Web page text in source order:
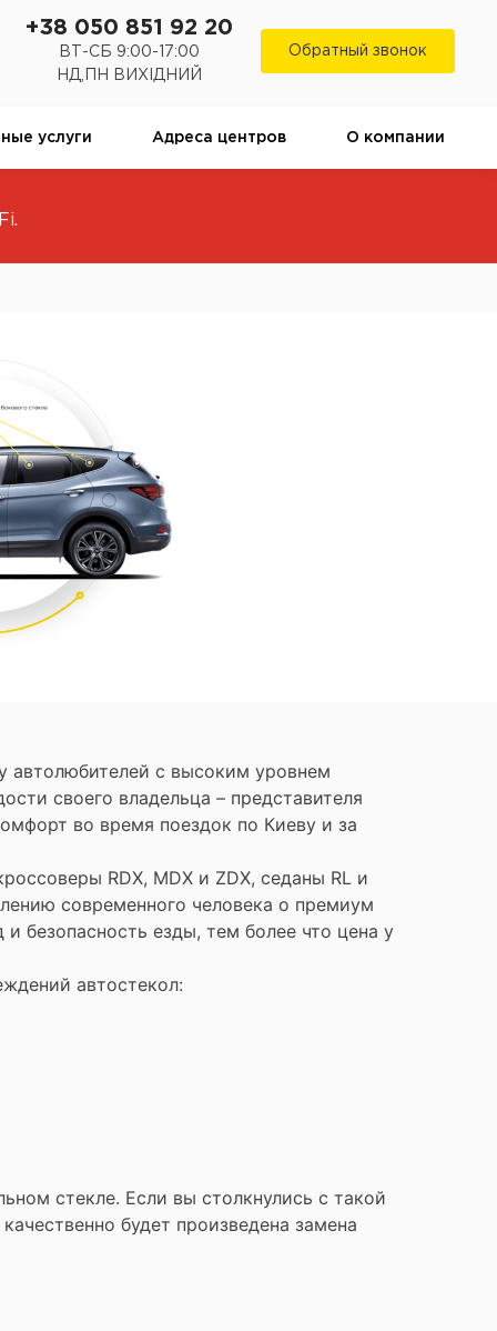
+38 050 851 92 20
ВТ-СБ 9:00-17:00
НД,ПН ВИХІДНИЙ
Обратный звонок
услуги Адреса центров О компании
автолюбителей с высоким уровнем
своего владельца – представителя
во время поездок по Киеву и за
RDX, MDX и ZDX, седаны RL и
современного человека о премиум
безопасность езды, тем более что цена у
автостекол:
стекле. Если вы столкнулись с такой
будет произведена замена